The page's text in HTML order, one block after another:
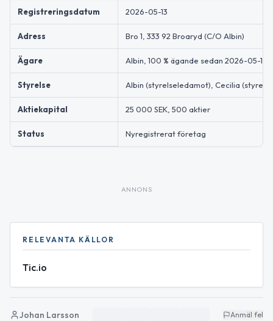
Registreringsdatum 2026-05-13
Adress Bro 1, 333 92 Broaryd (C/O Albin)
Ägare Albin, 100 % ägande sedan 2026-05-13
Styrelse Albin (styrelseledamot), Cecilia
Aktiekapital 25 000 SEK, 500 aktier
Status Nyregistrerat företag
ANNONS
RELEVANTA KÄLLOR
Tic.io
Johan Larsson Anmäl fel